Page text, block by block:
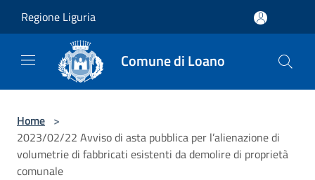
Regione Liguria
Comune di Loano
Home >
2023/02/22 Avviso di asta pubblica per l’alienazione di
volumetrie di fabbricati esistenti da demolire di proprietà
comunale